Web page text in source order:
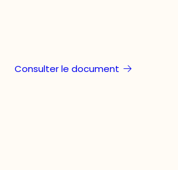
Consulter le document